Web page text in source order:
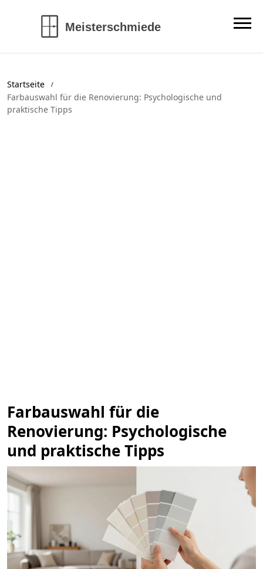
Startseite
Farbauswahl für die Renovierung: Psychologische und
praktische Tipps
Farbauswahl für die
Renovierung: Psychologische
und praktische Tipps